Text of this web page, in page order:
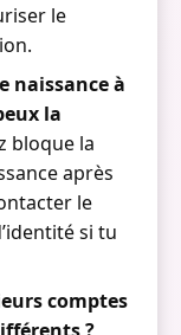
le
naissance à
la
bloque la
après
le
si tu
comptes